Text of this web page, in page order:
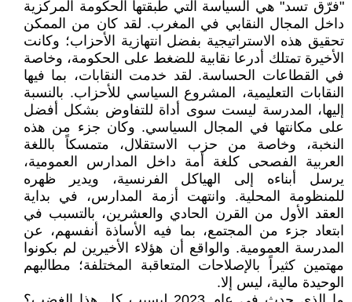
"فرّق تسد" هي السياسة التي طبقتها الحكومة المركزية
داخل المجال النقابي في المغرب. لقد كان من الممكن
تحقيق هذه الاستراتيجية بفضل انتهازية الأحزاب؛ وكانت
الأخيرة تمتلك أدرعا نقابية للضغط على الحكومة، وخاصة
في القطاعات الحساسة. لقد خدمت النقابات، بما فيها
النقابات التعليمية، المشروع السياسي للأحزاب. بالنسبة
إليها، المدرسة ليست سوى أداة للتفاوض بشكل أفضل
على مكانتها في المجال السياسي. وكان جزء من هذه
النخبة، وخاصة من حزب الاستقلال، متمسكاً باللغة
العربية الفصحى كلغة أمة داخل المدارس العمومية،
يرسل أبناءه إلى الهياكل الفرنسية، ويدير ظهره
للمنظومة المحلية. وانتهت أزمة المدارس، في بداية
العقد الأول من القرن الحادي والعشرين، بالتسبب في
ابتعاد جزء من المجتمع، بما فيه الأساذة أنفسهم، عن
المدرسة العمومية. والواقع أن هؤلاء الأخيرين لم بكونوا
مهتمين كثيراً بالإصلاحات المتعاقبة المختلفة؛ مطالبهم
الوحيدة مالية، ليس إلا.